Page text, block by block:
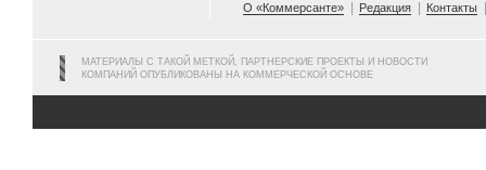
О «Коммерсанте»
Редакция Контакты
МАТЕРИАЛЫ С ТАКОЙ МЕТКОЙ, ПАРТНЕРСКИЕ ПРОЕКТЫ И НОВОСТИ
КОМПАНИЙ ОПУБЛИКОВАНЫ НА КОММЕРЧЕСКОЙ ОСНОВЕ